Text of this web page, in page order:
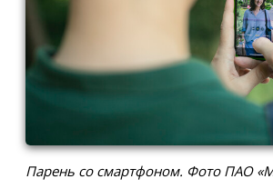
Парень со смартфоном. Фото ПАО